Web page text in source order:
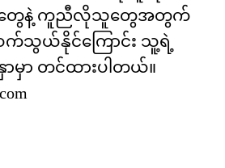
တွေနဲ့ ကူညီလိုသူတွေအတွက်
က်သွယ်နိုင်ကြောင်း သူ့ရဲ့
နှာမှာ တင်ထားပါတယ်။